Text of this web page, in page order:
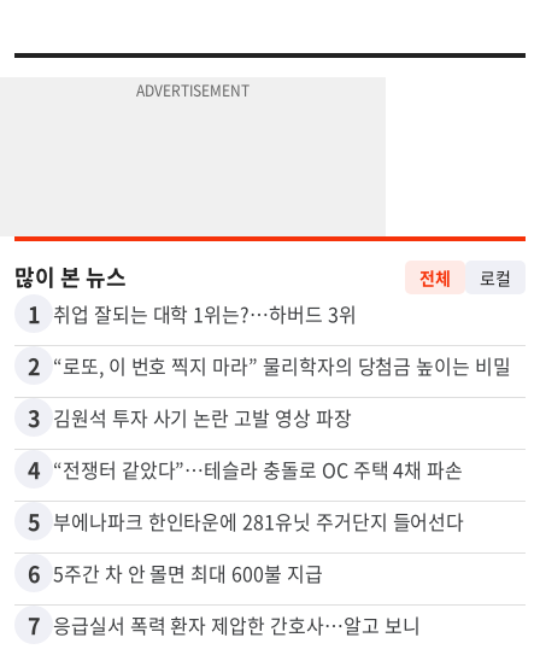
많이 본 뉴스 전체 로컬
1 취업 잘되는 대학 1위는?…하버드 3위
2 “로또, 이 번호 찍지 마라” 물리학자의 당첨금 높이는 비밀
3 김원석 투자 사기 논란 고발 영상 파장
4 “전쟁터 같았다”…테슬라 충돌로 OC 주택 4채 파손
5 부에나파크 한인타운에 281유닛 주거단지 들어선다
6 5주간 차 안 몰면 최대 600불 지급
7 응급실서 폭력 환자 제압한 간호사…알고 보니